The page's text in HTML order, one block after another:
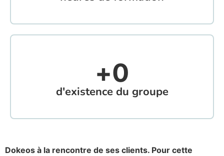
d'existence du groupe
+0
Dokeos à la rencontre de ses clients. Pour cette